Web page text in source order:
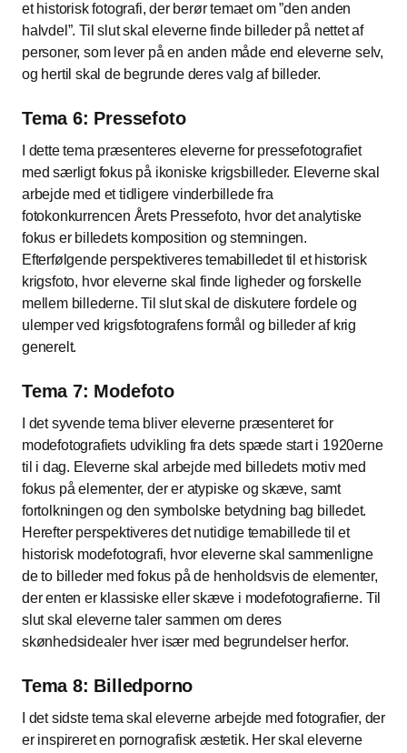
et historisk fotografi, der berør temaet om ”den anden
halvdel”. Til slut skal eleverne finde billeder på nettet af
personer, som lever på en anden måde end eleverne selv,
og hertil skal de begrunde deres valg af billeder.
Tema 6: Pressefoto
I dette tema præsenteres eleverne for pressefotografiet
med særligt fokus på ikoniske krigsbilleder. Eleverne skal
arbejde med et tidligere vinderbillede fra
fotokonkurrencen Årets Pressefoto, hvor det analytiske
fokus er billedets komposition og stemningen.
Efterfølgende perspektiveres temabilledet til et historisk
krigsfoto, hvor eleverne skal finde ligheder og forskelle
mellem billederne. Til slut skal de diskutere fordele og
ulemper ved krigsfotografens formål og billeder af krig
generelt.
Tema 7: Modefoto
I det syvende tema bliver eleverne præsenteret for
modefotografiets udvikling fra dets spæde start i 1920erne
til i dag. Eleverne skal arbejde med billedets motiv med
fokus på elementer, der er atypiske og skæve, samt
fortolkningen og den symbolske betydning bag billedet.
Herefter perspektiveres det nutidige temabillede til et
historisk modefotografi, hvor eleverne skal sammenligne
de to billeder med fokus på de henholdsvis de elementer,
der enten er klassiske eller skæve i modefotografierne. Til
slut skal eleverne taler sammen om deres
skønhedsidealer hver især med begrundelser herfor.
Tema 8: Billedporno
I det sidste tema skal eleverne arbejde med fotografier, der
er inspireret en pornografisk æstetik. Her skal eleverne